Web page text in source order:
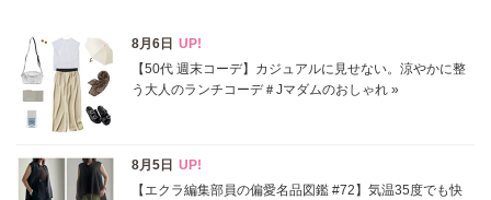
サイズ
掲載雑誌
価格